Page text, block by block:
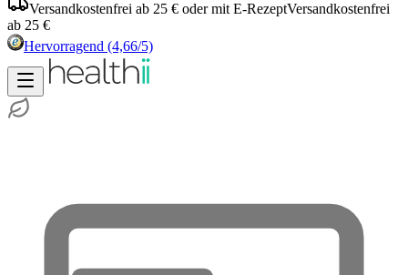
Versandkostenfrei ab 25 € oder mit E-RezeptVersandkostenfrei
ab 25 €
Hervorragend (4,66/5)